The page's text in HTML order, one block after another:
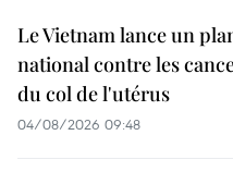
Le Vietnam lance un
national contre les
du col de l'utérus
04/08/2026 09:48